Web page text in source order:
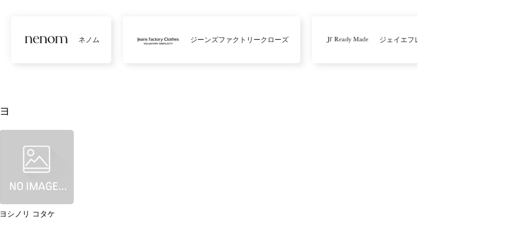
ネノム ジーンズファクトリークローズ ジェイエフレディメイド
ヨ
ヨシノリ コタケ